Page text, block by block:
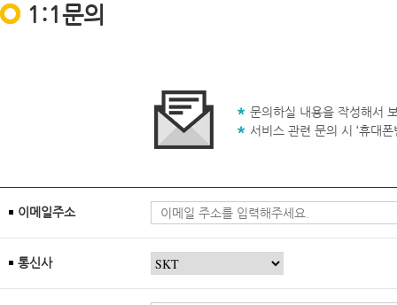
1:1문의
문의하실 내용을 작성해서
서비스 관련 문의 시 ‘휴대
이메일주소
통신사